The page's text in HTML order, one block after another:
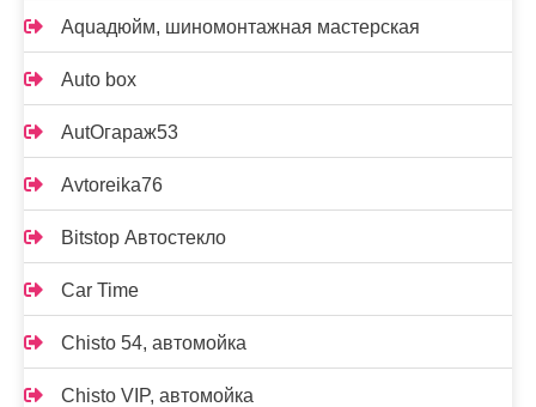
Aquaдюйм, шиномонтажная мастерская
Auto box
AutOгараж53
Avtoreika76
Bitstop Автостекло
Car Time
Chisto 54, автомойка
Chisto VIP, автомойка